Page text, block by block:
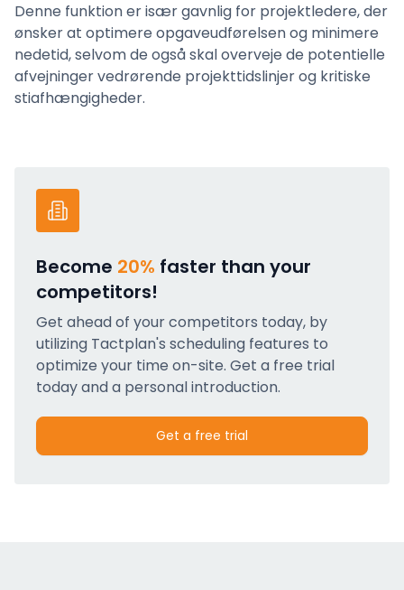
Denne funktion er især gavnlig for projektledere, der
ønsker at optimere opgaveudførelsen og minimere
nedetid, selvom de også skal overveje de potentielle
afvejninger vedrørende projekttidslinjer og kritiske
stiafhængigheder.
Become 20% faster than your
competitors!
Get ahead of your competitors today, by
utilizing Tactplan's scheduling features to
optimize your time on-site. Get a free trial
today and a personal introduction.
Get a free trial